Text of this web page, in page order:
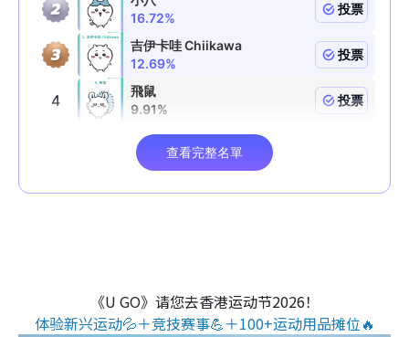
《U GO》请您去香港运动节2026！
体验新兴运动💦＋竞技赛事💪＋100+运动用品摊位🔥